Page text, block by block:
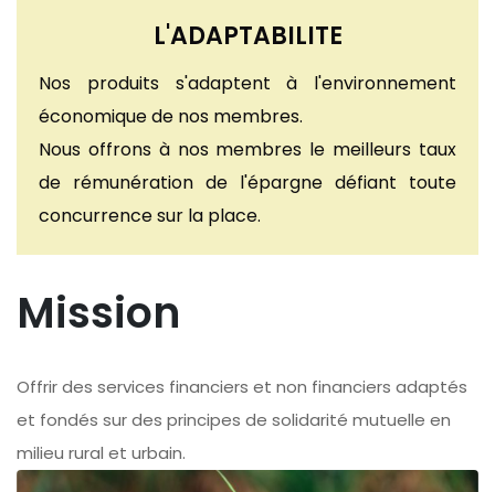
L'ADAPTABILITE
Nos produits s'adaptent à l'environnement
économique de nos membres.
Nous offrons à nos membres le meilleurs taux
de rémunération de l'épargne défiant toute
concurrence sur la place.
Mission
Offrir des services financiers et non financiers adaptés
et fondés sur des principes de solidarité mutuelle en
milieu rural et urbain.